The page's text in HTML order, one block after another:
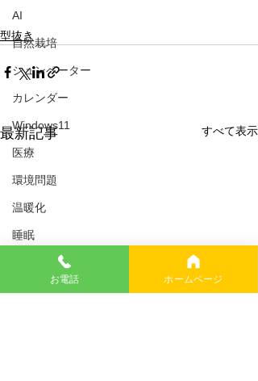
AI
自然栽培
シュンペーター
カレンダー
Windows11
医療
環境問題
温暖化
睡眠
型抜き
最新記事 すべて表示
お電話 ホームページ